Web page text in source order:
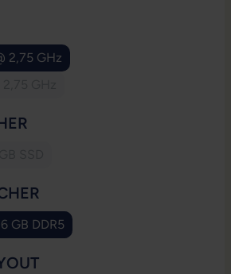
2,75 GHz
ist zurzeit nicht verfügbar.)
GB DDR5
AUSWÄHLEN